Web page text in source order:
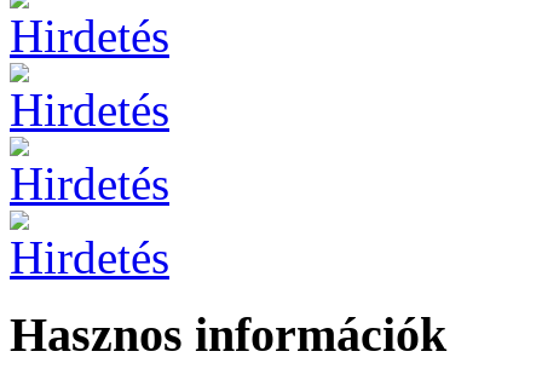
Hasznos információk